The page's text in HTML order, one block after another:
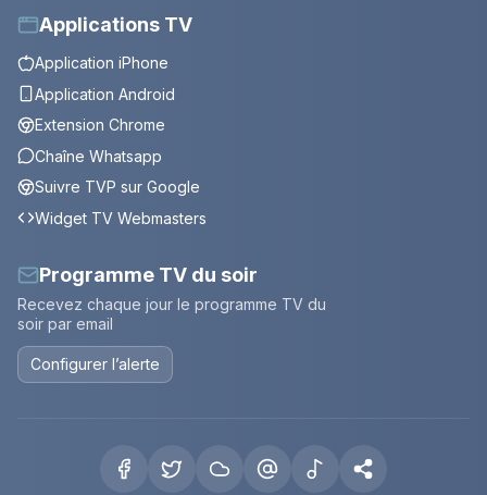
Applications TV
Application iPhone
Application Android
Extension Chrome
Chaîne Whatsapp
Suivre TVP sur Google
Widget TV Webmasters
Programme TV du soir
Recevez chaque jour le programme TV du
soir par email
Configurer l’alerte